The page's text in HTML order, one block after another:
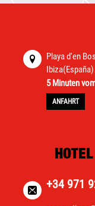
Playa d'en
Ibiza(España)
5 Minuten
ANFAHRT
+34 971